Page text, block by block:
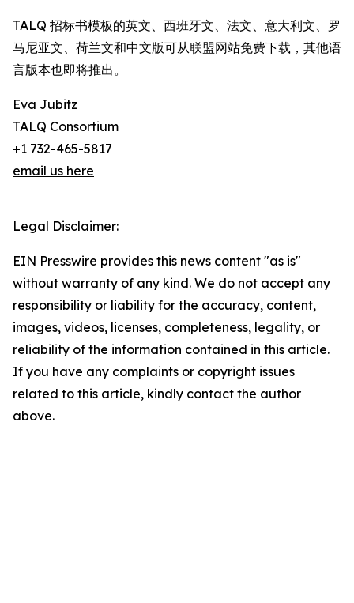
TALQ 招标书模板的英文、西班牙文、法文、意大利文、罗
马尼亚文、荷兰文和中文版可从联盟网站免费下载，其他语
言版本也即将推出。
Eva Jubitz
TALQ Consortium
+1 732-465-5817
email us here
Legal Disclaimer:
EIN Presswire provides this news content "as is"
without warranty of any kind. We do not accept any
responsibility or liability for the accuracy, content,
images, videos, licenses, completeness, legality, or
reliability of the information contained in this article.
If you have any complaints or copyright issues
related to this article, kindly contact the author
above.